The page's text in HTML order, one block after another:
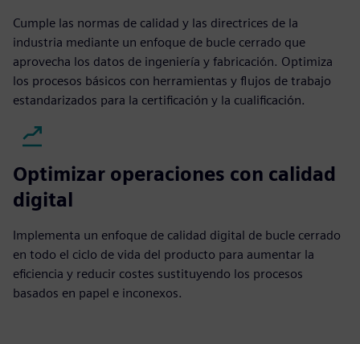
Cumple las normas de calidad y las directrices de la
industria mediante un enfoque de bucle cerrado que
aprovecha los datos de ingeniería y fabricación. Optimiza
los procesos básicos con herramientas y flujos de trabajo
estandarizados para la certificación y la cualificación.
Optimizar operaciones con calidad
digital
Implementa un enfoque de calidad digital de bucle cerrado
en todo el ciclo de vida del producto para aumentar la
eficiencia y reducir costes sustituyendo los procesos
basados en papel e inconexos.